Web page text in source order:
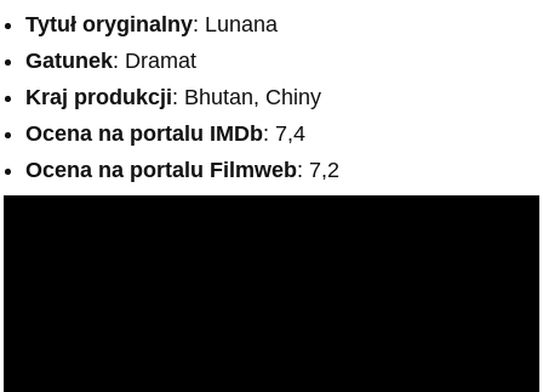
Tytuł oryginalny: Lunana
Gatunek: Dramat
Kraj produkcji: Bhutan, Chiny
Ocena na portalu IMDb: 7,4
Ocena na portalu Filmweb: 7,2